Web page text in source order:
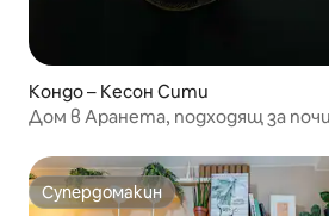
Кондо – Кесон Сити
Дом в Аранета, подходящ за
Супердомакин
Супердомакин